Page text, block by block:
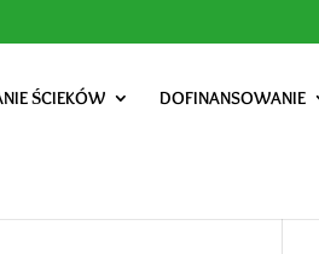
ŚCIEKÓW DOFINANSOWANIE